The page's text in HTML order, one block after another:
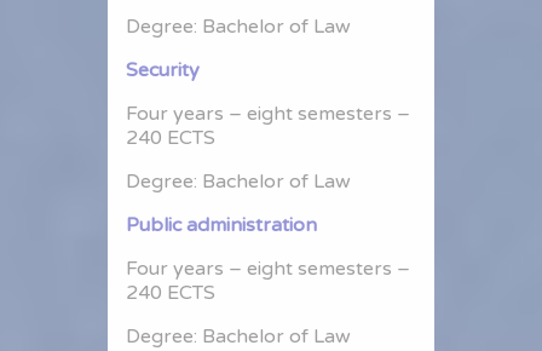
Degree: Bachelor of Law
Security
Four years – eight semesters –
240 ECTS
Degree: Bachelor of Law
Public administration
Four years – eight semesters –
240 ECTS
Degree: Bachelor of Law